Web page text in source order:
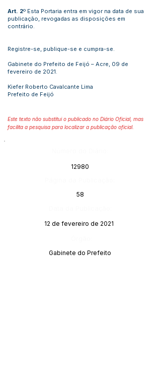
Art. 2º Esta Portaria entra em vigor na data de sua
publicação, revogadas as disposições em
contrário.
Registre-se, publique-se e cumpra-se.
Gabinete do Prefeito de Feijó – Acre, 09 de
fevereiro de 2021.
Kiefer Roberto Cavalcante Lima
Prefeito de Feijó
Este texto não substitui o publicado no Diário Oficial, mas
facilita a pesquisa para localizar a publicação oficial.
12980
58
12 de fevereiro de 2021
Gabinete do Prefeito